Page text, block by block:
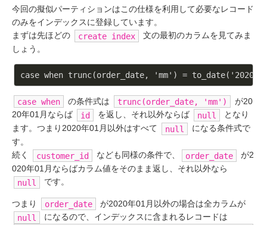
今回の擬似パーティションはこの仕様を利用して必要なレコード
のみをインデックスに登録しています。
まずは先ほどの
create index
文の最初のカラムを見てみま
しょう。
case when trunc(order_date, 'mm') =
case when の条件式は trunc(order_date, 'mm')
が20
20年01月ならば
id を返し、それ以外ならば null
となり
ます。つまり2020年01月以外はすべて
null
になる条件式で
す。
続く
customer_id なども同様の条件で、 order_date
が2
020年01月ならばカラム値をそのまま返し、それ以外なら
null
です。
つまり order_date
が2020年01月以外の場合は全カラムが
null
になるので、インデックスに含まれるレコードは